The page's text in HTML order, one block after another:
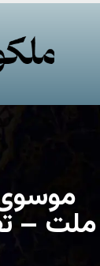
موسوی
ملت –